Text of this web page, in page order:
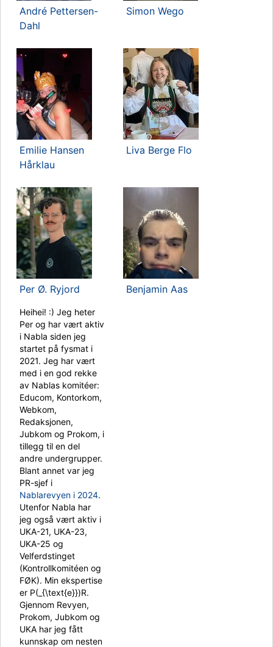
André Pettersen-
Dahl
Simon Wego
Emilie Hansen
Hårklau
Liva Berge Flo
Per Ø. Ryjord
Heihei! :) Jeg heter
Per og har vært aktiv
i Nabla siden jeg
startet på fysmat i
2021. Jeg har vært
med i en god rekke
av Nablas komitéer:
Educom, Kontorkom,
Webkom,
Redaksjonen,
Jubkom og Prokom, i
tillegg til en del
andre undergrupper.
Blant annet var jeg
PR-sjef i
Nablarevyen i 2024.
Utenfor Nabla har
jeg også vært aktiv i
UKA-21, UKA-23,
UKA-25 og
Velferdstinget
(Kontrollkomitéen og
FØK). Min ekspertise
er P(_{\text{e}})R.
Gjennom Revyen,
Prokom, Jubkom og
UKA har jeg fått
kunnskap om nesten
Benjamin Aas